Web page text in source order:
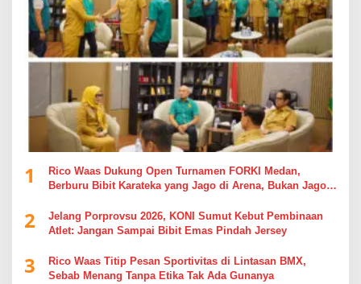
1
Rico Waas Dukung Open Turnamen FORKI Medan,
Berburu Bibit Karateka yang Jago di Arena, Bukan Jago
2
Jelang Porprovsu 2026, KONI Sumut Kebut Pembinaan
Atlet: Jangan Sampai Bibit Emas Pindah Jersey
3
Rico Waas Titip Pesan Sportivitas di Lintasan BMX,
Sebab Menang Tanpa Etika Tak Ada Gunanya